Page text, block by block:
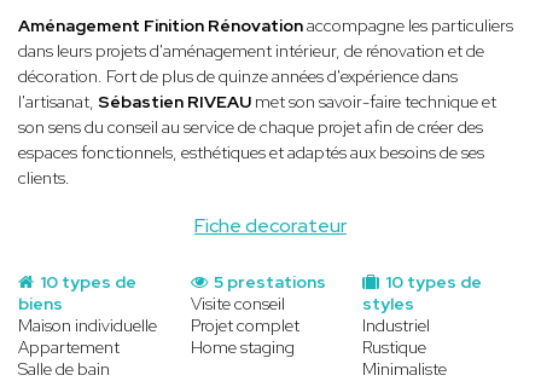
Fiche decorateur
Aménagement Finition Rénovationaccompagne les particuliers
dans leurs projets d'aménagement intérieur, de rénovation et de
décoration. Fort de plus de quinze années d'expérience dans
l'artisanat, Sébastien RIVEAU met son savoir-faire technique et
son sens du conseil au service de chaque projet afin de créer des
espaces fonctionnels, esthétiques et adaptés aux besoins de ses
clients.
10 types de
biens
Maison individuelle
Appartement
Salle de bain
10 types de
styles
Industriel
Rustique
Minimaliste
5 prestations
Visite conseil
Projet complet
Home staging